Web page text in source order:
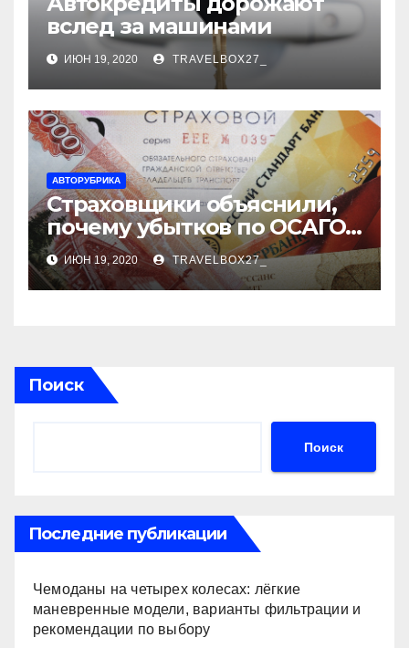
вслед за машинами
ИЮН 19, 2020 TRAVELBOX27_
АВТОРУБРИКА
Страховщики объяснили,
почему убытков по ОСАГО
стало меньше
ИЮН 19, 2020 TRAVELBOX27_
Поиск
Поиск
Последние публикации
Чемоданы на четырех колесах: лёгкие
маневренные модели, варианты фильтрации и
рекомендации по выбору